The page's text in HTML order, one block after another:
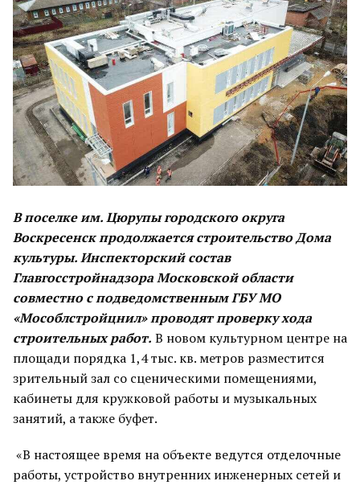
В поселке им. Цюрупы городского округа
Воскресенск продолжается строительство Дома
культуры. Инспекторский состав
Главгосстройнадзора Московской области
совместно с подведомственным ГБУ МО
«Мособлстройцнил» проводят проверку хода
строительных работ. В новом культурном центре на
площади порядка 1,4 тыс. кв. метров разместится
зрительный зал со сценическими помещениями,
кабинеты для кружковой работы и музыкальных
занятий, а также буфет.
«В настоящее время на объекте ведутся отделочные
работы, устройство внутренних инженерных сетей и